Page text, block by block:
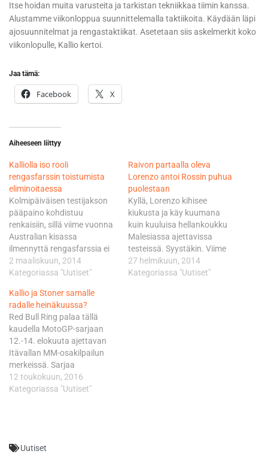
Itse hoidan muita varusteita ja tarkistan tekniikkaa tiimin kanssa.
Alustamme viikonloppua suunnittelemalla taktiikoita. Käydään läpi
ajosuunnitelmat ja rengastaktiikat. Asetetaan siis askelmerkit koko
viikonlopulle, Kallio kertoi.
Jaa tämä:
Facebook X
Aiheeseen liittyy
Kalliolla iso rooli
rengasfarssin toistumista
eliminoitaessa
Kolmipäiväisen testijakson
pääpaino kohdistuu
renkaisiin, sillä viime vuonna
Australian kisassa
ilmennyttä rengasfarssia ei
haluta kokea uudelleen enää
tänä vuonna. - Viime
kisamittaa lyhennettiin 13
kierrokseen, sillä
rengasvalmistaja ei pystynyt
takamaan renkaiden
turvallisuutta enää sen
jälkeen. Radan uusi asvaltti
kulutti renkaita ihmeellisesti
ja itsekin sain sen tuta, kun
renkaista…
2 maaliskuun, 2014
Kategoriassa "Uutiset"
Raivon partaalla oleva
Lorenzo antoi Rossin puhua
puolestaan
Kyllä, Lorenzo kihisee
kiukusta ja käy kuumana
kuin kuuluisa hellankoukku
Malesiassa ajettavissa
testeissä. Syystäkin. Viime
vuonna MM-hopeaa ja
kahdeksan
27 helmikuun, 2014
Kategoriassa "Uutiset"
Kallio ja Stoner samalle
radalle heinäkuussa?
Red Bull Ring palaa tällä
kaudella MotoGP-sarjaan
12.-14. elokuuta ajettavan
Itävallan MM-osakilpailun
merkeissä. Sarjaa
hallinnoiva Dorna sekä
rengasvalmistaja Michelin
hyvällä syyllä. Reilun neljän
12 toukokuun, 2016
Kategoriassa "Uutiset"
Uutiset